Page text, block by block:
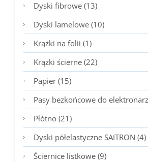
Dyski fibrowe (13)
Dyski lamelowe (10)
Krążki na folii (1)
Krążki ścierne (22)
Papier (15)
Pasy bezkońcowe do
Płótno (21)
Dyski półelastyczne SAITRON (4)
Ściernice listkowe (9)